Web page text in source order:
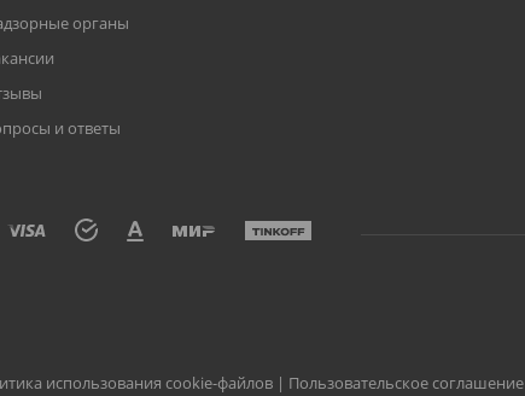
органы
и ответы
использования cookie-файлов | Пользовательское соглашение